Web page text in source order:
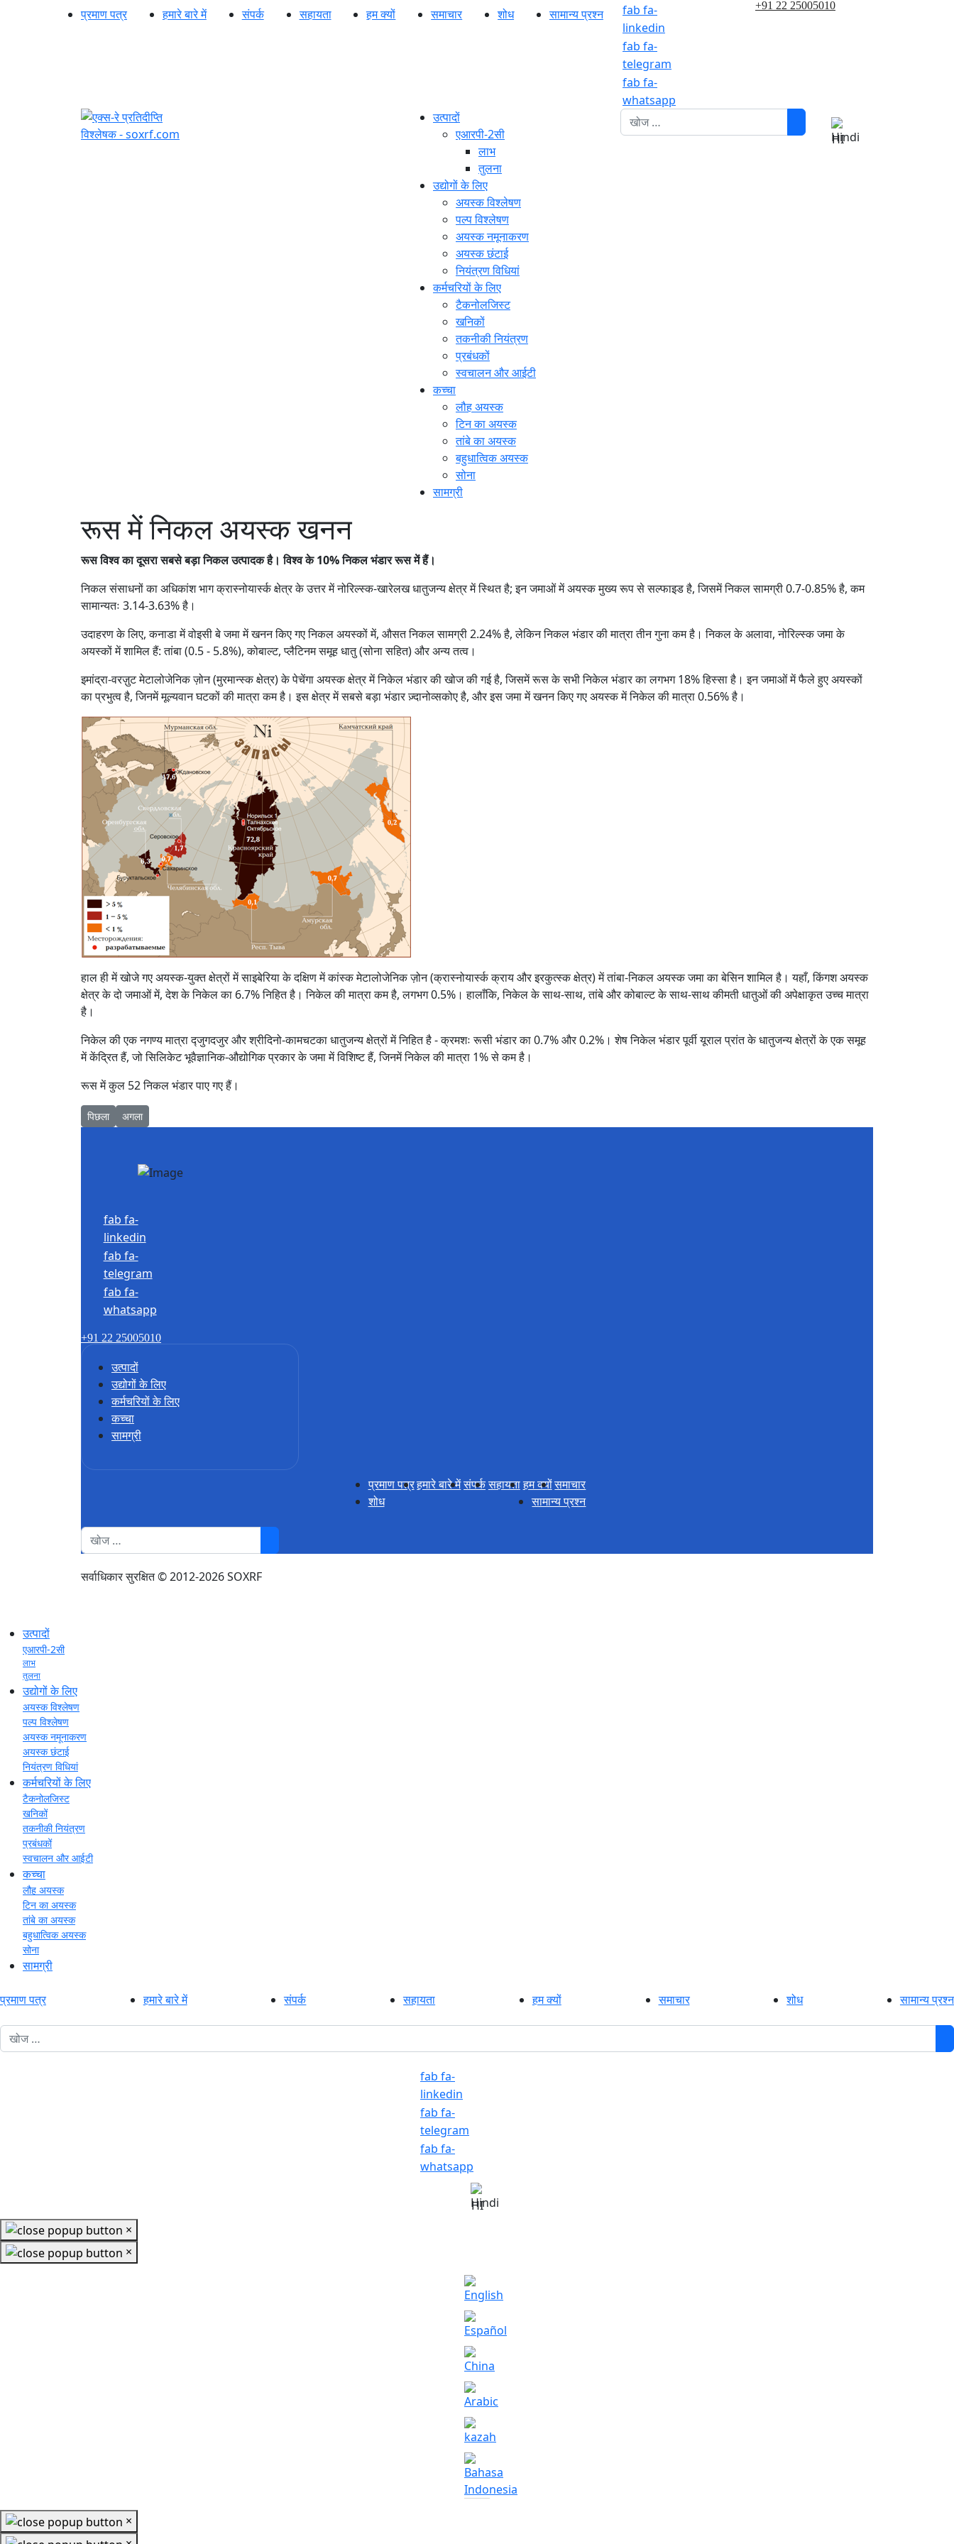
प्रमाण पत्र हमारे बारे में संपर्क सहायता हम क्यों समाचार शोध सामान्य प्रश्न
fab fa-
linkedin
fab fa-
telegram
fab fa-
whatsapp
+91 22 25005010
उत्पादों
एआरपी-2सी
लाभ
तुलना
उद्योगों के लिए
अयस्क विश्लेषण
पल्प विश्लेषण
अयस्क नमूनाकरण
अयस्क छंटाई
नियंत्रण विधियां
कर्मचरियों के लिए
टैकनोलजिस्ट
खनिकों
तकनीकी नियंत्रण
प्रबंधकों
स्वचालन और आईटी
कच्चा
लौह अयस्क
टिन का अयस्क
तांबे का अयस्क
बहुधात्विक अयस्क
सोना
सामग्री
1
HI
रूस में निकल अयस्क खनन
रूस विश्व का दूसरा सबसे बड़ा निकल उत्पादक है। विश्व के 10% निकल भंडार रूस में हैं।
निकल संसाधनों का अधिकांश भाग क्रास्नोयार्स्क क्षेत्र के उत्तर में नोरिल्स्क-खारेलख धातुजन्य क्षेत्र में स्थित है; इन जमाओं में अयस्क मुख्य रूप से सल्फाइड है, जिसमें निकल सामग्री 0.7-0.85% है, कम
सामान्यतः 3.14-3.63% है।
उदाहरण के लिए, कनाडा में वोइसी बे जमा में खनन किए गए निकल अयस्कों में, औसत निकल सामग्री 2.24% है, लेकिन निकल भंडार की मात्रा तीन गुना कम है। निकल के अलावा, नोरिल्स्क जमा के
अयस्कों में शामिल हैं: तांबा (0.5 - 5.8%), कोबाल्ट, प्लैटिनम समूह धातु (सोना सहित) और अन्य तत्व।
इमांद्रा-वरज़ुट मेटालोजेनिक ज़ोन (मुरमान्स्क क्षेत्र) के पेचेंगा अयस्क क्षेत्र में निकेल भंडार की खोज की गई है, जिसमें रूस के सभी निकेल भंडार का लगभग 18% हिस्सा है। इन जमाओं में फैले हुए अयस्कों
का प्रभुत्व है, जिनमें मूल्यवान घटकों की मात्रा कम है। इस क्षेत्र में सबसे बड़ा भंडार ज़्दानोव्सकोए है, और इस जमा में खनन किए गए अयस्क में निकेल की मात्रा 0.56% है।
हाल ही में खोजे गए अयस्क-युक्त क्षेत्रों में साइबेरिया के दक्षिण में कांस्क मेटालोजेनिक ज़ोन (क्रास्नोयार्स्क क्राय और इरकुत्स्क क्षेत्र) में तांबा-निकल अयस्क जमा का बेसिन शामिल है। यहाँ, किंगश अयस्क
क्षेत्र के दो जमाओं में, देश के निकेल का 6.7% निहित है। निकेल की मात्रा कम है, लगभग 0.5%। हालाँकि, निकेल के साथ-साथ, तांबे और कोबाल्ट के साथ-साथ कीमती धातुओं की अपेक्षाकृत उच्च मात्रा
है।
निकेल की एक नगण्य मात्रा द्जुगदजुर और श्रीदिनो-कामचटका धातुजन्य क्षेत्रों में निहित है - क्रमशः रूसी भंडार का 0.7% और 0.2%। शेष निकेल भंडार पूर्वी यूराल प्रांत के धातुजन्य क्षेत्रों के एक समूह
में केंद्रित हैं, जो सिलिकेट भूवैज्ञानिक-औद्योगिक प्रकार के जमा में विशिष्ट हैं, जिनमें निकेल की मात्रा 1% से कम है।
रूस में कुल 52 निकल भंडार पाए गए हैं।
Previous article: अयस्क पुनर्प्राप्ति
पिछला Next article: तांबा अयस्क के प्रसंस्करण और निष्कर्षण की विधियाँ
अगला
fab fa-
linkedin
fab fa-
telegram
fab fa-
whatsapp
+91 22 25005010
उत्पादों
उद्योगों के लिए
कर्मचरियों के लिए
कच्चा
सामग्री
प्रमाण पत्रहमारे बारे मेंसंपर्कसहायताहम क्योंसमाचार
शोध
सामान्य प्रश्न
1
सर्वाधिकार सुरक्षित © 2012-2026 SOXRF
उत्पादों
एआरपी-2सी
लाभ
तुलना
उद्योगों के लिए
अयस्क विश्लेषण
पल्प विश्लेषण
अयस्क नमूनाकरण
अयस्क छंटाई
नियंत्रण विधियां
कर्मचरियों के लिए
टैकनोलजिस्ट
खनिकों
तकनीकी नियंत्रण
प्रबंधकों
स्वचालन और आईटी
कच्चा
लौह अयस्क
टिन का अयस्क
तांबे का अयस्क
बहुधात्विक अयस्क
सोना
सामग्री
प्रमाण पत्र हमारे बारे में संपर्क सहायता हम क्यों समाचार शोध सामान्य प्रश्न
1
fab fa-
linkedin
fab fa-
telegram
fab fa-
whatsapp
HI
×
×
×